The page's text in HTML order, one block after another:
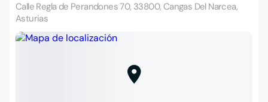
Calle Regla de Perandones 70, 33800, Cangas Del Narcea,
Asturias